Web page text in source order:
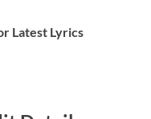
Latest Lyrics